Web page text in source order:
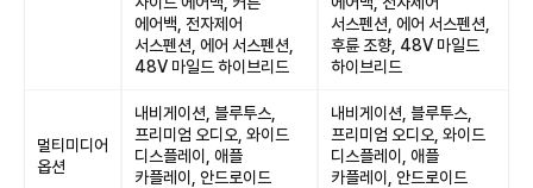
에어백, 전자제어
서스펜션, 에어 서스펜션,
48V 마일드 하이브리드
서스펜션, 에어 서스펜션,
후륜 조향, 48V 마일드
하이브리드
멀티미디어
옵션
내비게이션, 블루투스,
프리미엄 오디오, 와이드
디스플레이, 애플
카플레이, 안드로이드
내비게이션, 블루투스,
프리미엄 오디오, 와이드
디스플레이, 애플
카플레이, 안드로이드